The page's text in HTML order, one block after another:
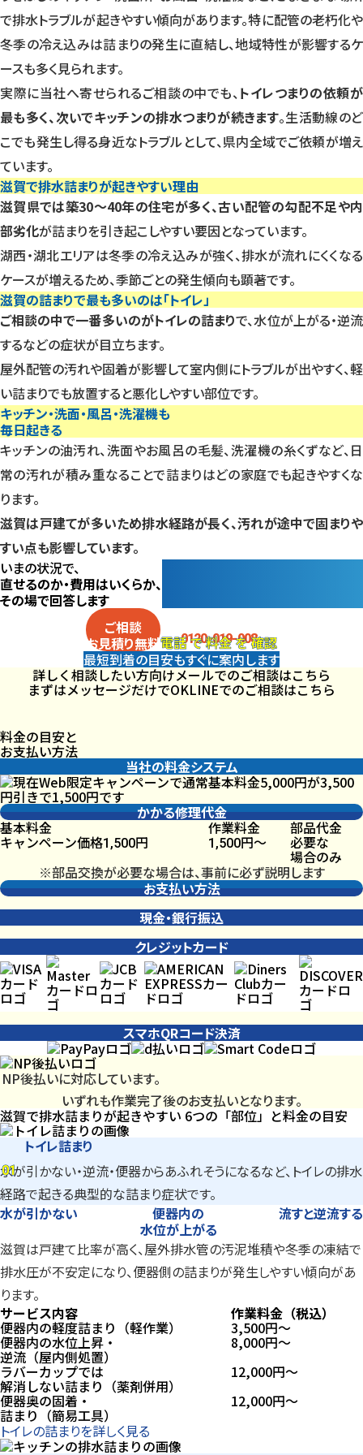
で排水トラブルが起きやすい傾向があります。特に配管の老朽化や
冬季の冷え込みは詰まりの発生に直結し、地域特性が影響するケ
ースも多く見られます。
実際に当社へ寄せられるご相談の中でも、トイレつまりの依頼が
最も多く、次いでキッチンの排水つまりが続きます。生活動線のど
こでも発生し得る身近なトラブルとして、県内全域でご依頼が増え
ています。
滋賀で排水詰まりが起きやすい理由
滋賀県では築30〜40年の住宅が多く、古い配管の勾配不足や内
部劣化が詰まりを引き起こしやすい要因となっています。
湖西・湖北エリアは冬季の冷え込みが強く、排水が流れにくくなる
ケースが増えるため、季節ごとの発生傾向も顕著です。
滋賀の詰まりで最も多いのは「トイレ」
ご相談の中で一番多いのがトイレの詰まりで、水位が上がる・逆流
するなどの症状が目立ちます。
屋外配管の汚れや固着が影響して室内側にトラブルが出やすく、軽
い詰まりでも放置すると悪化しやすい部位です。
キッチン・洗面・風呂・洗濯機も
毎日起きる
キッチンの油汚れ、洗面やお風呂の毛髪、洗濯機の糸くずなど、日
常の汚れが積み重なることで詰まりはどの家庭でも起きやすくな
ります。
滋賀は戸建てが多いため排水経路が長く、汚れが途中で固まりや
すい点も影響しています。
いまの状況で、
直せるのか・費用はいくらか、
その場で回答します
ご相談
お見積り無料電話で料金を確認
0120-019-008
最短到着の目安もすぐに案内します
詳しく相談したい方向けメールでのご相談はこちら
まずはメッセージだけでOKLINEでのご相談はこちら
料金の目安と
お支払い方法
当社の料金システム
かかる修理代金
基本料金 作業料金 部品代金
キャンペーン価格1,500円 1,500円〜 必要な
場合のみ
※部品交換が必要な場合は、事前に必ず説明します
お支払い方法
現金・銀行振込
クレジットカード
スマホQRコード決済
NP後払いに対応しています。
いずれも作業完了後のお支払いとなります。
滋賀で排水詰まりが起きやすい 6つの「部位」 と料金の目安
01
トイレ詰まり
水が引かない・逆流・便器からあふれそうになるなど、トイレの排水
経路で起きる典型的な詰まり症状です。
水が引かない
便器内の
水位が上がる
流すと逆流する
滋賀は戸建て比率が高く、屋外排水管の汚泥堆積や冬季の凍結で
排水圧が不安定になり、便器側の詰まりが発生しやすい傾向があ
ります。
サービス内容
作業料金（税込）
便器内の軽度詰まり（軽作業） 3,500円〜
便器内の水位上昇・
逆流（屋内側処置）
8,000円〜
ラバーカップでは
解消しない詰まり（薬剤併用）
12,000円〜
便器奥の固着・
詰まり（簡易工具）
12,000円〜
トイレの詰まりを詳しく見る